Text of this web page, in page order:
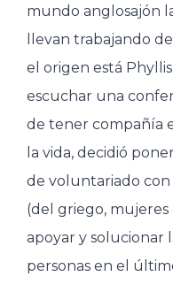
mundo anglosajón
llevan trabajando
el origen está
escuchar una
de tener compañía
la vida, decidió
de voluntariado
(del griego,
apoyar y solucionar
personas en el